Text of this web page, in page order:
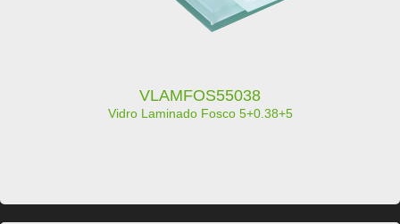
VLAMFOS55038
Vidro Laminado Fosco 5+0.38+5